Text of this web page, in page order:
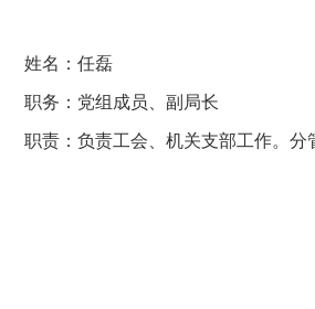
姓名：任磊
职务：党组成员、副局长
职责：负责工会、机关支部工作。分